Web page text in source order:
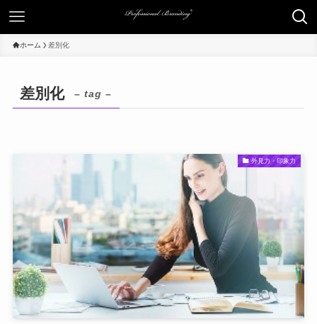
ホーム 差別化
差別化 – tag –
外見力・印象力